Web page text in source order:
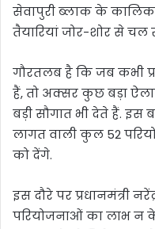
सेवापुरी ब्लाक के
तैयारियां जोर-शोर से चल
गौरतलब है कि जब कभी
हैं, तो अक्सर कुछ बड़ा
बड़ी सौगात भी देते हैं. इस
लागत वाली कुल 52
को देंगे.
इस दौरे पर प्रधानमंत्री
परियोजनाओं का लाभ न